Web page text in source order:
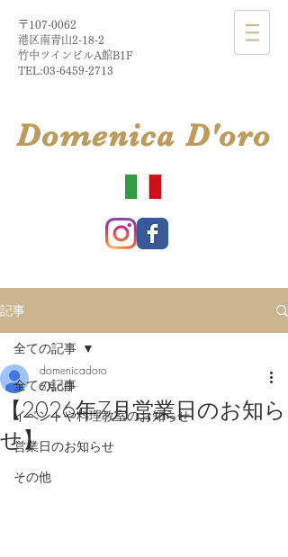
〒107-0062
港区南青山2-18-2​
​竹中ツインビルA館B1F
TEL:03-6459-2713
​DomenicaD'oro
記事
全ての記事
イベントや料理教室のお知らせ
営業日のお知らせ
その他
全ての記事
【2026年7月営業日のお知ら
せ】
domenicadoro
6月6日